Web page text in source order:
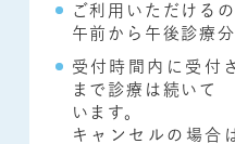
ご利用いただける
午前から午後診療
受付時間内に受付
まで診療は続いて
います。
キャンセルの場合